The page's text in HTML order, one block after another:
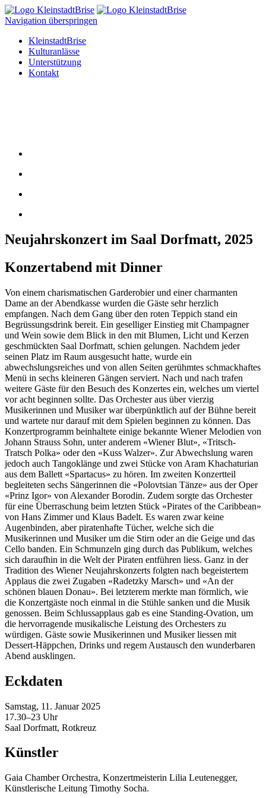
Navigation überspringen
KleinstadtBrise
Kulturanlässe
Unterstützung
Kontakt
Neujahrskonzert im Saal Dorfmatt, 2025
Konzertabend mit Dinner
Von einem charismatischen Garderobier und einer charmanten
Dame an der Abendkasse wurden die Gäste sehr herzlich
empfangen. Nach dem Gang über den roten Teppich stand ein
Begrüssungsdrink bereit. Ein geselliger Einstieg mit Champagner
und Wein sowie dem Blick in den mit Blumen, Licht und Kerzen
geschmückten Saal Dorfmatt, schien gelungen. Nachdem jeder
seinen Platz im Raum ausgesucht hatte, wurde ein
abwechslungsreiches und von allen Seiten gerühmtes schmackhaftes
Menü in sechs kleineren Gängen serviert. Nach und nach trafen
weitere Gäste für den Besuch des Konzertes ein, welches um viertel
vor acht beginnen sollte. Das Orchester aus über vierzig
Musikerinnen und Musiker war überpünktlich auf der Bühne bereit
und wartete nur darauf mit dem Spielen beginnen zu können. Das
Konzertprogramm beinhaltete einige bekannte Wiener Melodien von
Johann Strauss Sohn, unter anderem «Wiener Blut», «Tritsch-
Tratsch Polka» oder den «Kuss Walzer». Zur Abwechslung waren
jedoch auch Tangoklänge und zwei Stücke von Aram Khachaturian
aus dem Ballett «Spartacus» zu hören. Im zweiten Konzertteil
begleiteten sechs Sängerinnen die «Polovtsian Tänze» aus der Oper
«Prinz Igor» von Alexander Borodin. Zudem sorgte das Orchester
für eine Überraschung beim letzten Stück «Pirates of the Caribbean»
von Hans Zimmer und Klaus Badelt. Es waren zwar keine
Augenbinden, aber piratenhafte Tücher, welche sich die
Musikerinnen und Musiker um die Stirn oder an die Geige und das
Cello banden. Ein Schmunzeln ging durch das Publikum, welches
sich daraufhin in die Welt der Piraten entführen liess. Ganz in der
Tradition des Wiener Neujahrskonzerts folgten nach begeistertem
Applaus die zwei Zugaben «Radetzky Marsch» und «An der
schönen blauen Donau». Bei letzterem merkte man förmlich, wie
die Konzertgäste noch einmal in die Stühle sanken und die Musik
genossen. Beim Schlussapplaus gab es eine Standing-Ovation, um
die hervorragende musikalische Leistung des Orchesters zu
würdigen. Gäste sowie Musikerinnen und Musiker liessen mit
Dessert-Häppchen, Drinks und regem Austausch den wunderbaren
Abend ausklingen.
Eckdaten
Samstag, 11. Januar 2025
17.30–23 Uhr
Saal Dorfmatt, Rotkreuz
Künstler
Gaia Chamber Orchestra, Konzertmeisterin Lilia Leutenegger,
Künstlerische Leitung Timothy Socha.